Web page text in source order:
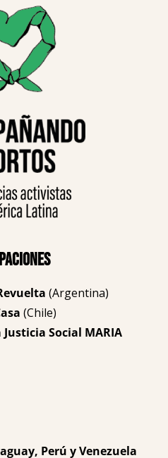
(Argentina)
(Chile)
Social MARIA
Perú y Venezuela